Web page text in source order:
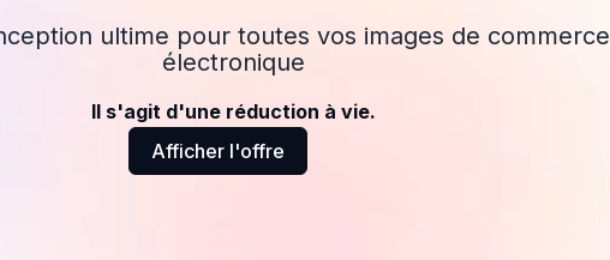
ultime pour toutes vos images de commerce
électronique
Il s'agit d'une réduction à vie.
Afficher l'offre